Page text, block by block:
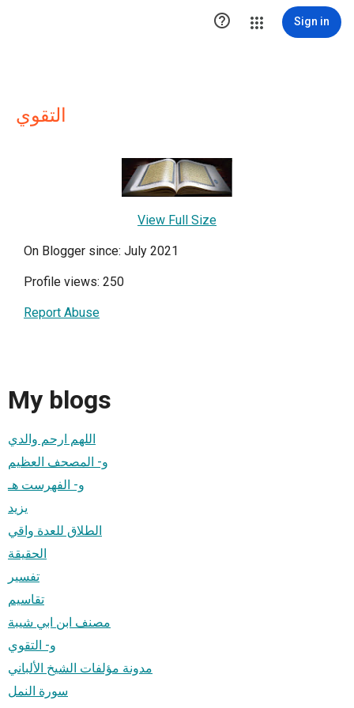
 Sign in
التقوي
View Full Size
On Blogger since: July 2021
Profile views: 250
Report Abuse
My blogs
اللهم ارحم والدي
و- المصحف العظيم
و- الفهرست هـ
يزيد
الطلاق للعدة واقي
الحقيقة
تفسير
تقاسيم
مصنف ابن ابي شيبة
و- التقوي
مدونة مؤلفات الشيخ الألباني
سورة النمل